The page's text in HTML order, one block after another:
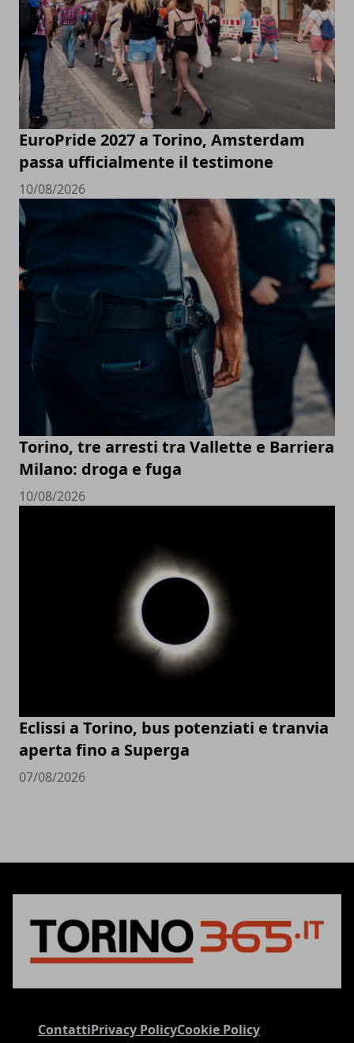
EuroPride 2027 a Torino, Amsterdam
passa ufficialmente il testimone
10/08/2026
Torino, tre arresti tra Vallette e Barriera
Milano: droga e fuga
10/08/2026
Eclissi a Torino, bus potenziati e tranvia
aperta fino a Superga
07/08/2026
ContattiPrivacy PolicyCookie Policy